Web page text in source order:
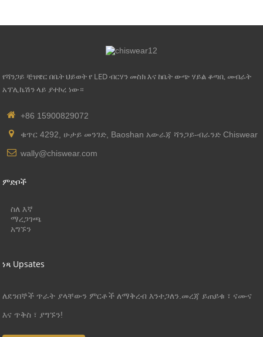
የሻንጋይ ቺዝዌር በቤት ህይወት የ LED ብርሃን መስክ እና ከቤት ውጭ ሃይል ቆጣቢ መብራት
አፕሊኬሽን ላይ ያተኮረ ነው።
+86 15900829072
ቁጥር 4292, ሁታይ መንገድ, Baoshan አውራጃ ሻንጋይ-ብራንድ Chiswear
wally@chiswear.com
ምድቦች
ስለ እኛ
ማረጋገጫ
አግኙን
ነጻ Upsates
ለደንበኞች ጥራት ያላቸውን ምርቶች ለማቅረብ እንተጋለን.መረጃ ይጠይቁ ፣ ናሙና
እና ጥቅስ ፣ ያግኙን!